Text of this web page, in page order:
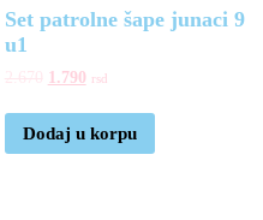
Set patrolne šape junaci 9
u1
1.790 rsd
Dodaj u korpu